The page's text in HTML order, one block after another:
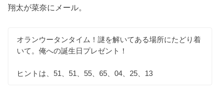
翔太が菜奈にメール。
オランウータンタイム！謎を解いてある場所にたどり着
いて。俺への誕生日プレゼント！
ヒントは、51、51、55、65、04、25、13